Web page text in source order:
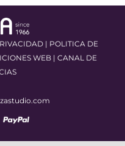
| POLITICA DE
WEB| CANAL DE